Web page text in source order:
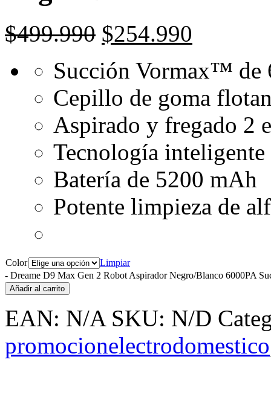
$499.990 $254.990
Succión Vormax™ de
Cepillo de goma
Aspirado y fregado 2
Tecnología
Batería de 5200 mAh
Potente limpieza de
Color
Limpiar
- Dreame D9 Max Gen 2 Robot Aspirador Negro/Blanco 6000PA
Añadir al carrito
EAN: N/A SKU: N/D
promocionelectrodomestico